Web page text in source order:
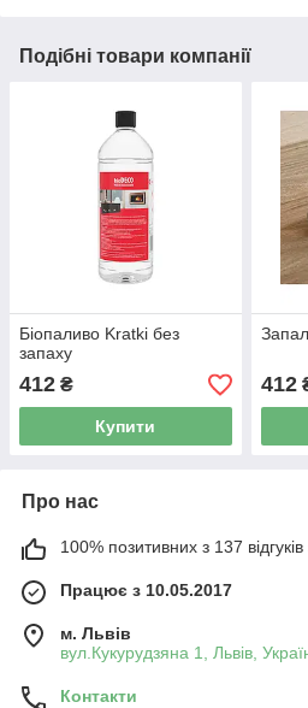
Подібні товари компанії
Біопаливо Kratki без
запаху
412 ₴
Купити
412
Про нас
100% позитивних з 137 відгуків
Працює з 10.05.2017
м. Львів
вул.Кукурудзяна 1, Львів,
Контакти